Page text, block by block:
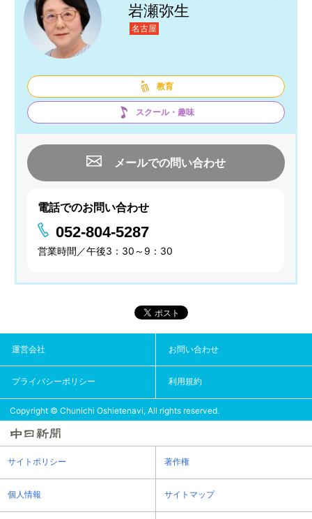
岩瀬弥生
名古屋
教育
スクール・趣味
メールでの問い合わせ
電話でのお問い合わせ
052-804-5287
営業時間／午後3：30～9：30
運営会社 お問い合わせ
プライバシーポリシー 利用規約
Copyright © Chunichi Oshietenavi, All rights reserved.
サイトポリシー 著作権
個人情報 サイトマップ